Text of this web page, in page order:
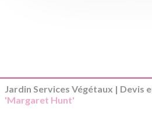
Jardin Services Végétaux | Devis
'Margaret Hunt'